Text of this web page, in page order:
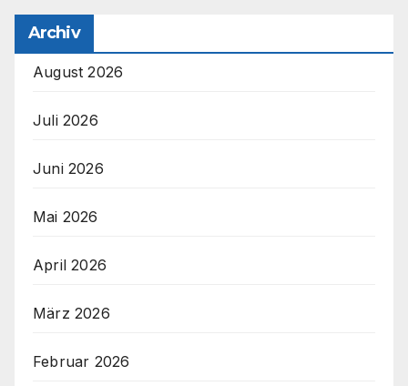
Archiv
August 2026
Juli 2026
Juni 2026
Mai 2026
April 2026
März 2026
Februar 2026